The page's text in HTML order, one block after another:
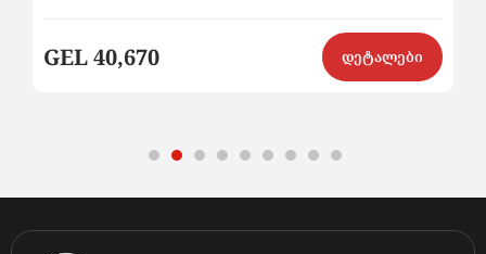
GEL 40,670 დეტალები